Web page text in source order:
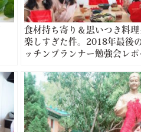
食材持ち寄り＆思いつき料理
楽しすぎた件。2018年最後
ッチンプランナー勉強会レポ